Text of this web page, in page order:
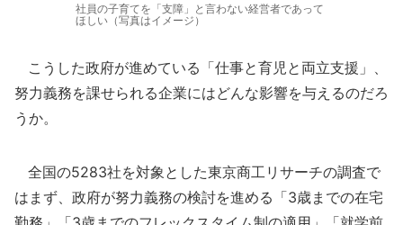
社員の子育てを「支障」と言わない経営者であって
ほしい（写真はイメージ）
こうした政府が進めている「仕事と育児と両立支援」、
努力義務を課せられる企業にはどんな影響を与えるのだろ
うか。
全国の5283社を対象とした東京商工リサーチの調査で
はまず、政府が努力義務の検討を進める「3歳までの在宅